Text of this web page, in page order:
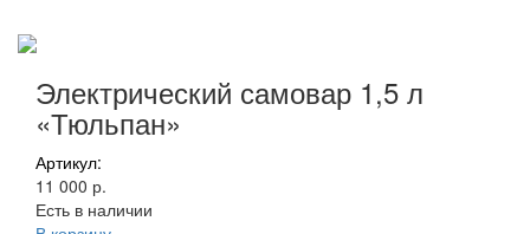
Электрический самовар 1,5 л
«Тюльпан»
Артикул:
11 000 р.
Есть в наличии